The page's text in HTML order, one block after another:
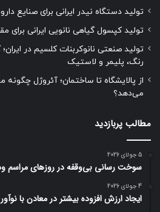
تولید دستگاه نیدر ایرانی برای صنایع
تولید کپسول گیاهی نانویی ایرانی برای
تولید صنعتی نانوکربنات کلسیم در
رنگ، پلیمر و لاستیک
از پالایشگاه تا ساختمان؛ آئروژل
می‌دهد؟
مطالب پربازدید
5 جولای 2026
سوخت رسانی بی‌وقفه در روز‌های مراسم
4 جولای 2026
ایجاد ارزش افزوده بیشتر در معادن با